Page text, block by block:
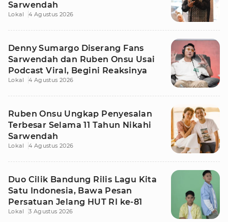
Sarwendah
Lokal 4 Agustus 2026
Denny Sumargo Diserang Fans
Sarwendah dan Ruben Onsu Usai
Podcast Viral, Begini Reaksinya
Lokal 4 Agustus 2026
Ruben Onsu Ungkap Penyesalan
Terbesar Selama 11 Tahun Nikahi
Sarwendah
Lokal 4 Agustus 2026
Duo Cilik Bandung Rilis Lagu Kita
Satu Indonesia, Bawa Pesan
Persatuan Jelang HUT RI ke-81
Lokal 3 Agustus 2026